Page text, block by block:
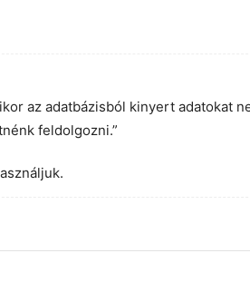
az adatbázisból kinyert adatokat
feldolgozni.”